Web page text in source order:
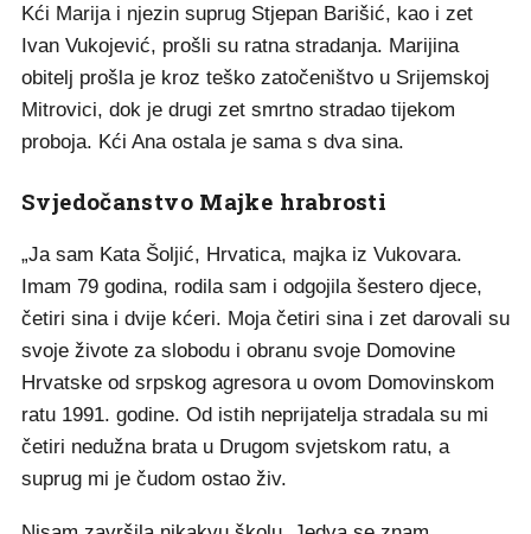
Kći Marija i njezin suprug Stjepan Barišić, kao i zet
Ivan Vukojević, prošli su ratna stradanja. Marijina
obitelj prošla je kroz teško zatočeništvo u Srijemskoj
Mitrovici, dok je drugi zet smrtno stradao tijekom
proboja. Kći Ana ostala je sama s dva sina.
Svjedočanstvo Majke hrabrosti
„Ja sam Kata Šoljić, Hrvatica, majka iz Vukovara.
Imam 79 godina, rodila sam i odgojila šestero djece,
četiri sina i dvije kćeri. Moja četiri sina i zet darovali su
svoje živote za slobodu i obranu svoje Domovine
Hrvatske od srpskog agresora u ovom Domovinskom
ratu 1991. godine. Od istih neprijatelja stradala su mi
četiri nedužna brata u Drugom svjetskom ratu, a
suprug mi je čudom ostao živ.